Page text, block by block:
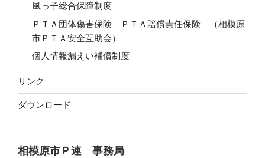
風っ子総合保障制度
ＰＴＡ団体傷害保険＿ＰＴＡ賠償責任保険 （相模原
市ＰＴＡ安全互助会）
個人情報漏えい補償制度
リンク
ダウンロード
相模原市Ｐ連 事務局